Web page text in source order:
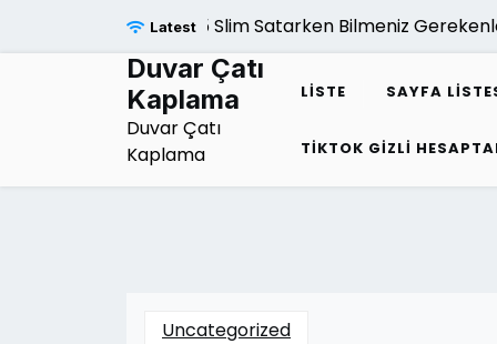
Latest
Ps5 Slim Satarken Bilmeniz Gerekenler |
Duvar Çatı
Kaplama
Duvar Çatı
Kaplama
LISTE SAYFA
TIKTOK GIZLI
Uncategorized